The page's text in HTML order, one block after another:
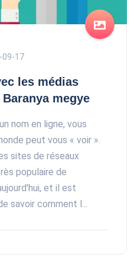
09-17
les médias
megye
nom en ligne, vous
peut vous « voir ».
sites de réseaux
populaire de
et il est
savoir comment l...